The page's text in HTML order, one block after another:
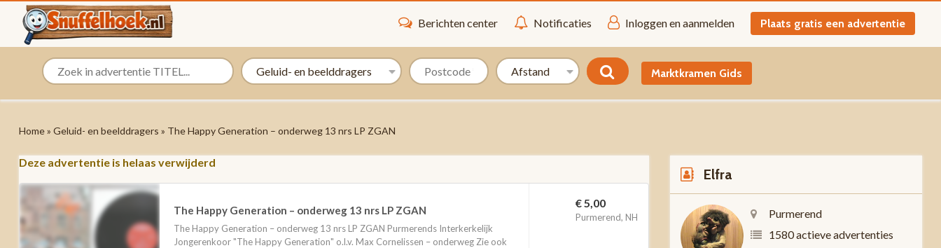
Berichten center Notificaties Inloggen en aanmelden Plaats gratis een advertentie
Marktkramen Gids
Home» Geluid- en beelddragers » The Happy Generation – onderweg 13 nrs LP ZGAN
Deze advertentie is helaas verwijderd
The Happy Generation – onderweg 13 nrs LP ZGAN
The Happy Generation – onderweg 13 nrs LP ZGAN Purmerends Interkerkelijk
Jongerenkoor "The Happy Generation" o.l.v. Max Cornelissen – onderweg Zie ook
€ 5,00
Purmerend, NH
Elfra
Purmerend
1580 actieve advertenties